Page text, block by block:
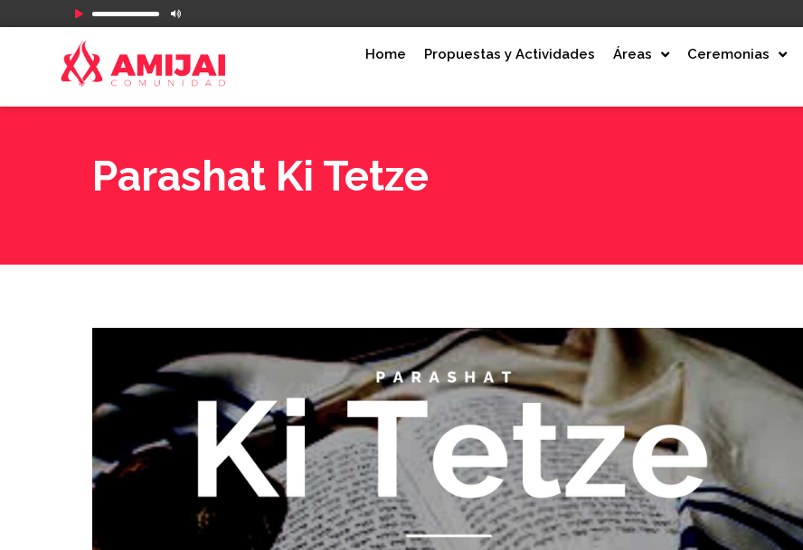
Reproductor
de
audio
Home Propuestas y Actividades Áreas Ceremonias
Parashat Ki Tetze